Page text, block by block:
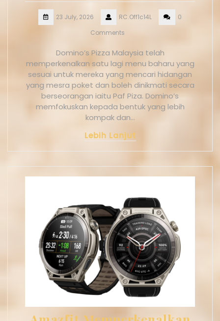
23 July, 2026 RC.Off1c14L
0
Comments
Domino’s Pizza Malaysia telah
memperkenalkan satu lagi menu baharu yang
sesuai untuk mereka yang mencari hidangan
yang mesra poket dan boleh dinikmati secara
berseorangan iaitu Paf Piza. Domino’s
memfokuskan kepada bentuk yang lebih
kompak dan…
Lebih Lanjut